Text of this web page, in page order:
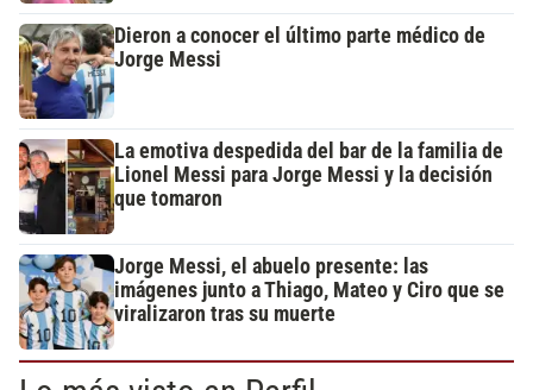
Dieron a conocer el último parte médico de
Jorge Messi
La emotiva despedida del bar de la familia de
Lionel Messi para Jorge Messi y la decisión
que tomaron
Jorge Messi, el abuelo presente: las
imágenes junto a Thiago, Mateo y Ciro que se
viralizaron tras su muerte